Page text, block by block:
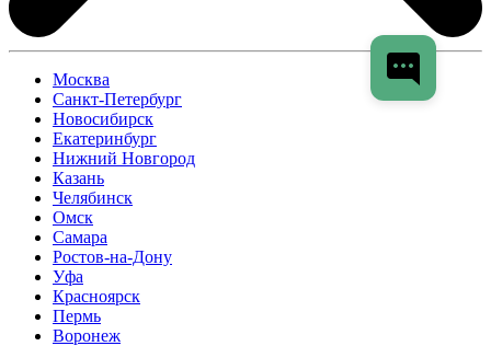
Москва
Санкт-Петербург
Новосибирск
Екатеринбург
Нижний Новгород
Казань
Челябинск
Омск
Самара
Ростов-на-Дону
Уфа
Красноярск
Пермь
Воронеж